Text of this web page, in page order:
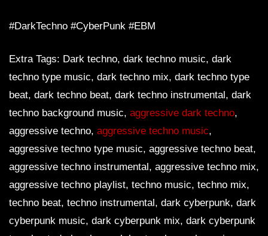
#DarkTechno #CyberPunk #EBM
Extra Tags: Dark techno, dark techno music, dark
techno type music, dark techno mix, dark techno type
beat, dark techno beat, dark techno instrumental, dark
techno background music, aggressive dark techno,
aggressive techno, aggressive techno music,
aggressive techno type music, aggressive techno beat,
aggressive techno instrumental, aggressive techno mix,
aggressive techno playlist, techno music, techno mix,
techno beat, techno instrumental, dark cyberpunk, dark
cyberpunk music, dark cyberpunk mix, dark cyberpunk